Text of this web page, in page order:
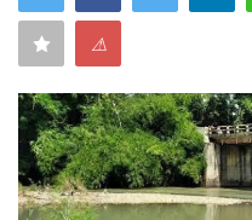
Keamanan
Kejahatan
Cybers Event
⚠